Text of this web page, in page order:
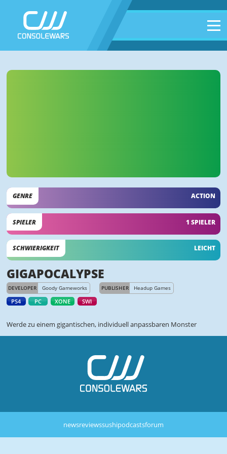
GENRE ACTION
SPIELER 1 SPIELER
SCHWIERIGKEIT LEICHT
GIGAPOCALYPSE
DEVELOPER Goody Gameworks PUBLISHER Headup Games
PS4 PC XONE SWI
Werde zu einem gigantischen, individuell anpassbaren Monster
newsreviewssushipodcastsforum